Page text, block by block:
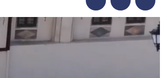
FacebookTwitter Telegram